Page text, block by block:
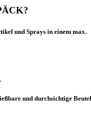
und Sprays in einem max.
und durchsichtige Beutel